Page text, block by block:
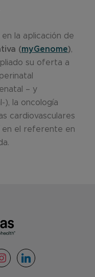
la aplicación de
(myGenome),
su oferta a
– y
), la oncología
cardiovasculares
en el referente en
linkedin